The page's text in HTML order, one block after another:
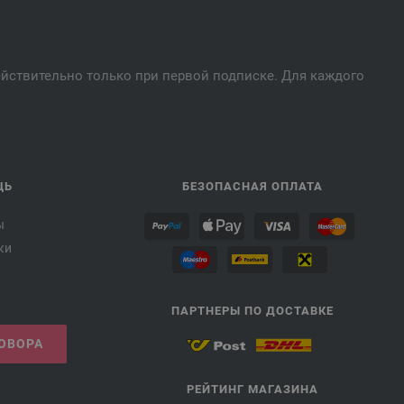
только при первой подписке. Для каждого
БЕЗОПАСНАЯ ОПЛАТА
ПАРТНЕРЫ ПО ДОСТАВКЕ
РЕЙТИНГ МАГАЗИНА